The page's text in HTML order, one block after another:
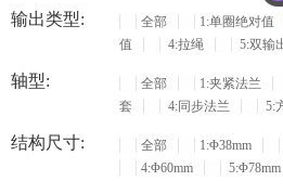
输出类型: 全部 1:单圈绝对值
值
4:拉绳 5:双输
轴型: 全部 1:夹紧法兰
套
4:同步法兰 5:
结构尺寸: 全部 1:Φ38mm
4:Φ60mm
5:Φ78mm